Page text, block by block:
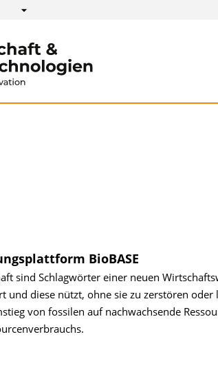
BioBASE
sind Schlagwörter einer neuen
und diese nützt, ohne sie zu zerstören
von fossilen auf nachwachsende